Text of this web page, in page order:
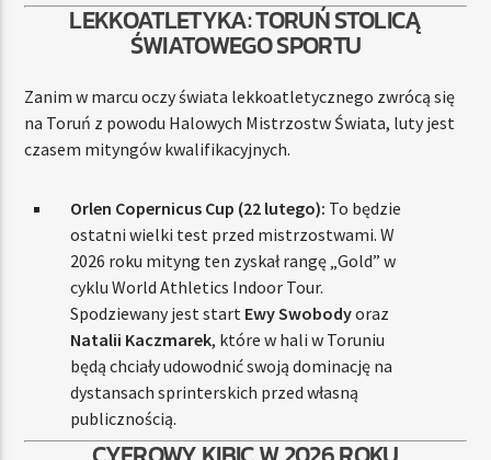
LEKKOATLETYKA: TORUŃ STOLICĄ
ŚWIATOWEGO SPORTU
Zanim w marcu oczy świata lekkoatletycznego zwrócą się
na Toruń z powodu Halowych Mistrzostw Świata, luty jest
czasem mityngów kwalifikacyjnych.
Orlen Copernicus Cup (22 lutego): To będzie
ostatni wielki test przed mistrzostwami. W
2026 roku mityng ten zyskał rangę „Gold” w
cyklu World Athletics Indoor Tour.
Spodziewany jest start Ewy Swobodyoraz
Natalii Kaczmarek, które w hali w Toruniu
będą chciały udowodnić swoją dominację na
dystansach sprinterskich przed własną
publicznością.